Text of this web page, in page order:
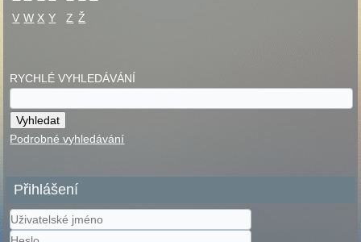
V W X Y Z Ž
RYCHLÉ VYHLEDÁVÁNÍ
Podrobné vyhledávání
Přihlášení